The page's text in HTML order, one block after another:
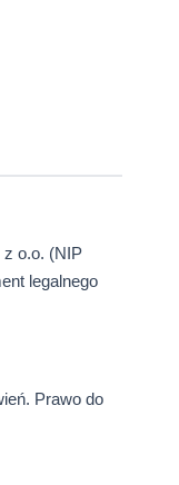
z o.o. (NIP
legalnego
Prawo do